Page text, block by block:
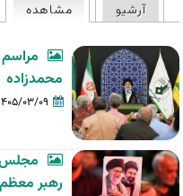
اولیه
آرشیو مشاهده
محمدزاده
۱۴۰۵/۰۳/
مجلس
رهبر